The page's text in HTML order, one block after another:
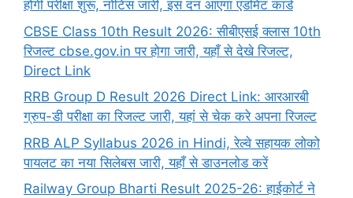
होगी परीक्षा शुरू, नोटिस जारी, इस दन आएगा एडमिट कार्ड
CBSE Class 10th Result 2026: सीबीएसई क्लास 10th
रिजल्ट cbse.gov.in पर होगा जारी, यहाँ से देखे रिजल्ट,
Direct Link
RRB Group D Result 2026 Direct Link: आरआरबी
ग्रुप-डी परीक्षा का रिजल्ट जारी, यहां से चेक करे अपना रिजल्ट
RRB ALP Syllabus 2026 in Hindi, रेल्वे सहायक लोको
पायलट का नया सिलेबस जारी, यहाँ से डाउनलोड करें
Railway Group Bharti Result 2025-26: हाईकोर्ट ने